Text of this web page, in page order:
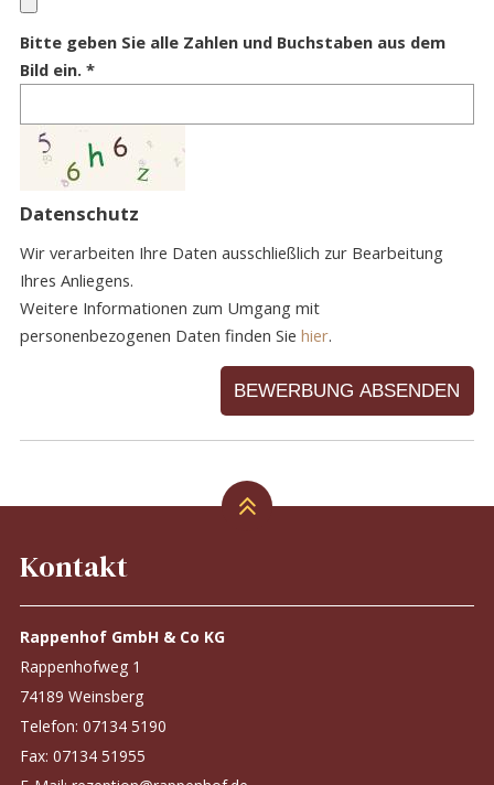
Bitte geben Sie alle Zahlen und Buchstaben aus dem
Bild ein.
Datenschutz
Wir verarbeiten Ihre Daten ausschließlich zur Bearbeitung
Ihres Anliegens.
Weitere Informationen zum Umgang mit
personenbezogenen Daten finden Siehier.
BEWERBUNG ABSENDEN
Kontakt
Rappenhof GmbH & Co KG
Rappenhofweg 1
74189 Weinsberg
Telefon:07134 5190
Fax: 07134 51955